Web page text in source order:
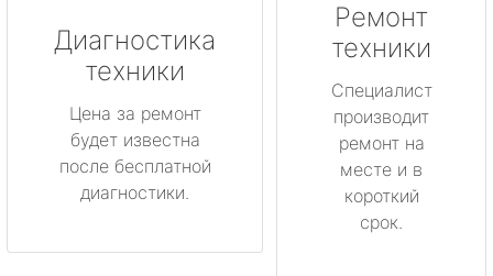
Диагностика
техники
Цена за ремонт
будет известна
после бесплатной
диагностики.
Ремонт
техники
Специалист
производит
ремонт на
месте и в
короткий
срок.